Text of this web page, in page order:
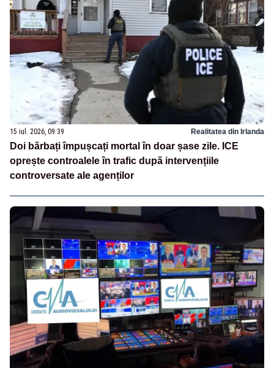
15 iul. 2026, 09:39 Realitatea din Irlanda
Doi bărbați împușcați mortal în doar șase zile. ICE
oprește controalele în trafic după intervențiile
controversate ale agenților